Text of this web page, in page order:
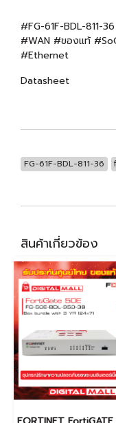
#FG-61F-BDL-811-
#WAN #ของแท้
#Ethernet
Datasheet
FG-61F-BDL-811-36
สินค้าเกี่ยวข้อง